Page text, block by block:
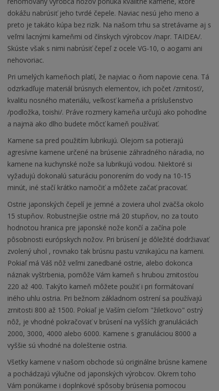
dokážu nabrúsiť jeho tvrdé čepele. Naviac nesú jeho meno a
preto je takáto kúpa bez rizík. Na našom trhu sa stretávame aj s
veľmi lacnými kameňmi od čínskych výrobcov /napr. TAIDEA/.
Skúste však s nimi nabrúsiť čepeľ z ocele VG-10, o aogami ani
nehovoriac.
Pri umelých kameňoch platí, že najviac o ňom napovie cena. Tá
odzrkadľuje materiál brúsnych elementov, ich počet /zrnitosť/,
kvalitu nosného materiálu, veľkosť kameňa a príslušenstvo
/podložka, toishi/. Práve rozmery kameňa určujú ako pohodlne
a najmä ako dlho budete môcť kameň používať.
Kamene sa pred použitím lubrikujú. Olejom sa potierajú
agresívne kamene určené na brúsenie záhradného náradia, no
kamene na kuchynské nože sa lubrikujú vodou. Niektoré si
vyžadujú dokonalú saturáciu ponorením do vody na 10-15
minút, iné stačí krátko namočiť a môžete začať pracovať.
Ostrie japonských čepelí je jemné a zoviera uhol zväčša okolo
15 stupňov. Robustnejšie ostrie má 20 stupňov, no za touto
hodnotou hranica pre japonské nože končí a začína pole
pôsobnosti európskych nožov. Pri brúsení je dôležité dodržiavať
zvolený uhol , rovnako tak brúsnu pastu vznikajúcu na kameni.
Pokiaľ má Váš nôž veľmi zanedbané ostrie, alebo dokonca
náznak vyštrbenia, pomôže Vám kameň s hrubou zrnitosťou
220 až 400. Takýto kameň môžete použiť i pri formátovaní
iného uhlu ostria. Pri bežnom základnom ostrení sa používajú
zrnitosti 800 až 1500. Pokiaľ je Vaším cieľom "žiletkovo" ostrý
nôž, je vhodné pokračovať v brúsení na vyšších granuláciách
2000, 3000, 4000 alebo 6000. Kamene s granuláciou 8000 a
vyššie sú vhodné na doleštenie ostria.
Všetky kamene v našom obchode sú originálne brúsne kamene
a pochádzajú výlučne od japonských výrobcov. Okrem toho
Vám ponúkame i doplnkové spôsoby brúsenia pomocou